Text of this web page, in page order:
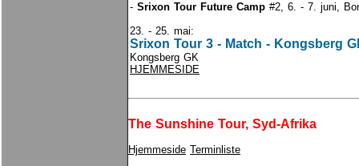
- Srixon Tour Future Camp #2, 6. - 7. juni,
23. - 25. mai:
Srixon Tour 3 - Match - Kongsberg
Kongsberg GK
HJEMMESIDE
The Sunshine Tour, Syd-Afrika
Hjemmeside Terminliste